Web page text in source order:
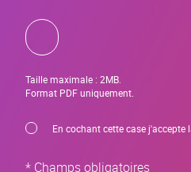
Taille maximale : 2MB.
Format PDF uniquement.
CNIL En cochant cette case
* Champs obligatoires